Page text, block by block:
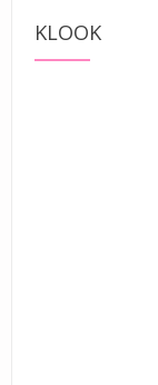
KLOOK